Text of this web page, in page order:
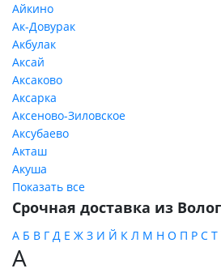
Айкино
Ак-Довурак
Акбулак
Аксай
Аксаково
Аксарка
Аксеново-Зиловское
Аксубаево
Акташ
Акуша
Показать все
Срочная доставка из
А Б В Г Д Е Ж З И Й К Л М Н О П Р С Т
А